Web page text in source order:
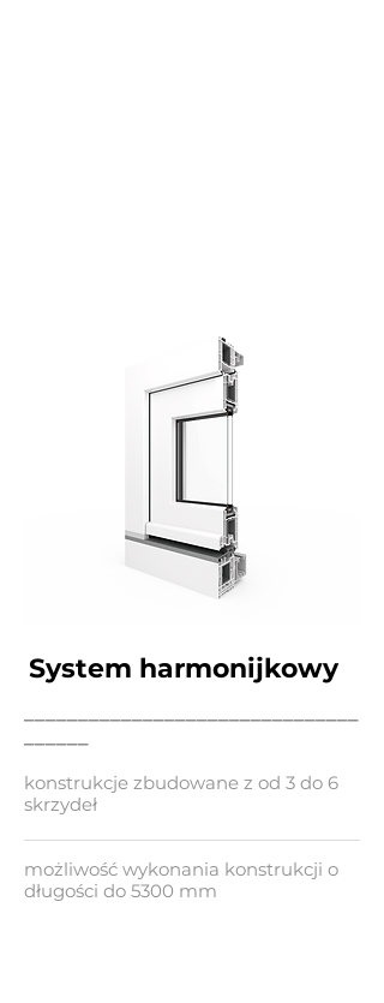
System harmonijkowy
konstrukcje zbudowane z od 3 do 6
skrzydeł
możliwość wykonania konstrukcji o
długości do 5300 mm